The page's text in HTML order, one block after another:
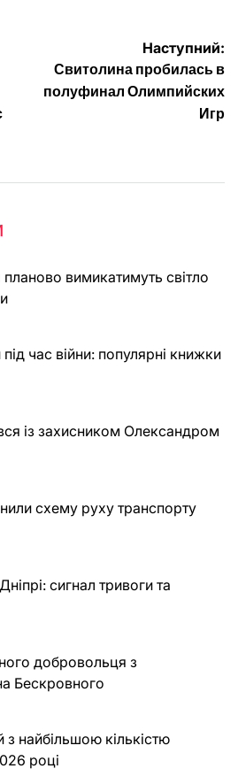
Наступний:
Свитолина пробилась в
полуфинал Олимпийских
Игр
планово вимикатимуть світло
час війни: популярні книжки
із захисником Олександром
схему руху транспорту
сигнал тривоги та
добровольця з
Бескровного
з найбільшою кількістю
році